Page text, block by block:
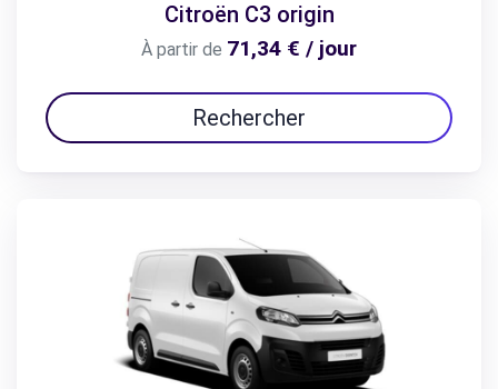
Citroën C3 origin
À partir de 71,34 € / jour
Rechercher